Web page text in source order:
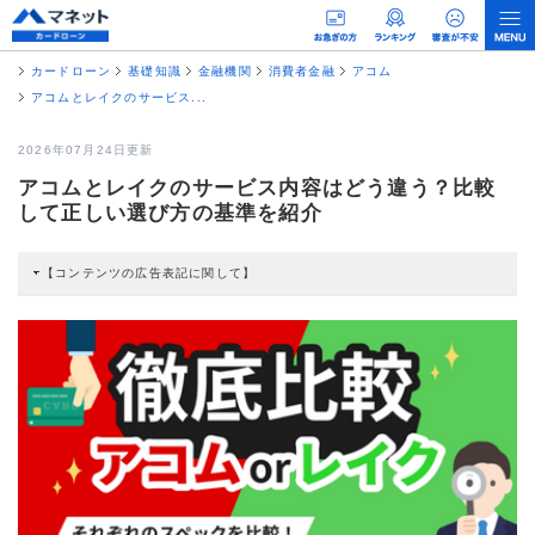
カードローン 基礎知識 金融機関 消費者金融
アコム
アコムとレイクのサービス...
2026年07月24日更新
アコムとレイクのサービス内容はどう違う？比較
して正しい選び方の基準を紹介
【コンテンツの広告表記に関して】
すると弊社に対して企業から紹介報酬が支払われるという収益モデルです。 た
だし、特定の商品を根拠なくPRするものではなく、当編集部の調査／ユーザー
への口コミ収集などに基づき、公平性を担保した情報提供を行っています。
>提携企業一覧